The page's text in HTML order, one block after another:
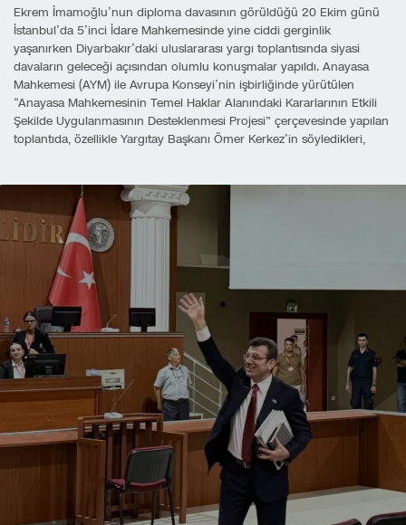
Ekrem İmamoğlu’nun diploma davasının görüldüğü 20 Ekim günü
İstanbul’da 5’inci İdare Mahkemesinde yine ciddi gerginlik
yaşanırken Diyarbakır’daki uluslararası yargı toplantısında siyasi
davaların geleceği açısından olumlu konuşmalar yapıldı. Anayasa
Mahkemesi (AYM) ile Avrupa Konseyi’nin işbirliğinde yürütülen
“Anayasa Mahkemesinin Temel Haklar Alanındaki Kararlarının Etkili
Şekilde Uygulanmasının Desteklenmesi Projesi” çerçevesinde yapılan
toplantıda, özellikle Yargıtay Başkanı Ömer Kerkez’in söyledikleri,